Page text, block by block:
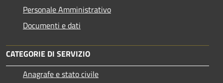
Personale Amministrativo
Documenti e dati
CATEGORIE DI SERVIZIO
Anagrafe e stato civile